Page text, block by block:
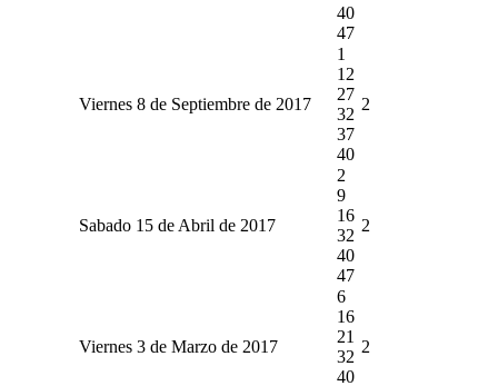
40
47
Viernes 8 de Septiembre de 2017
1
12
27
32
37
40
2
Sabado 15 de Abril de 2017
2
9
16
32
40
47
2
Viernes 3 de Marzo de 2017
6
16
21
32
40
2